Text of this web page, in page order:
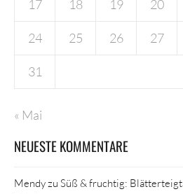
17 18 19 20
24 25 26 27
31
« Mai
NEUESTE KOMMENTARE
Mendyzu Süß & fruchtig: